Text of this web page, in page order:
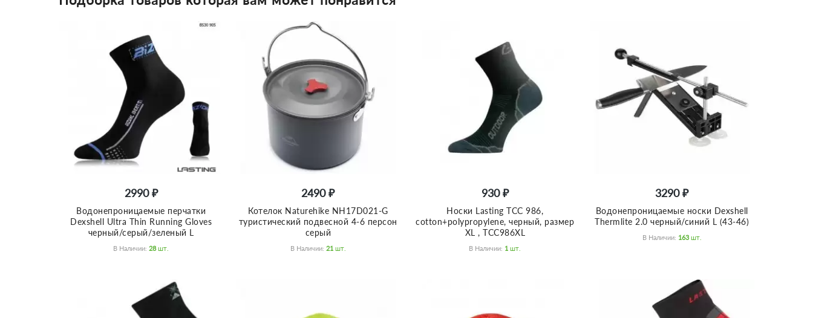
2990 ₽
Водонепроницаемые перчатки
Dexshell Ultra Thin Running Gloves
черный/серый/зеленый L
В Наличии:28 Шт.
2490 ₽
Котелок Naturehike NH17D021-G
туристический подвесной 4-6 персон
серый
В Наличии: 21 Шт.
930 ₽
Носки Lasting TCC 986,
cotton+polypropylene, черный, размер
XL , TCC986XL
В Наличии: 1 Шт.
3290 ₽
Водонепроницаемые носки Dexshell
Thermlite 2.0 черный/синий L (43-46)
В Наличии: 163 Шт.